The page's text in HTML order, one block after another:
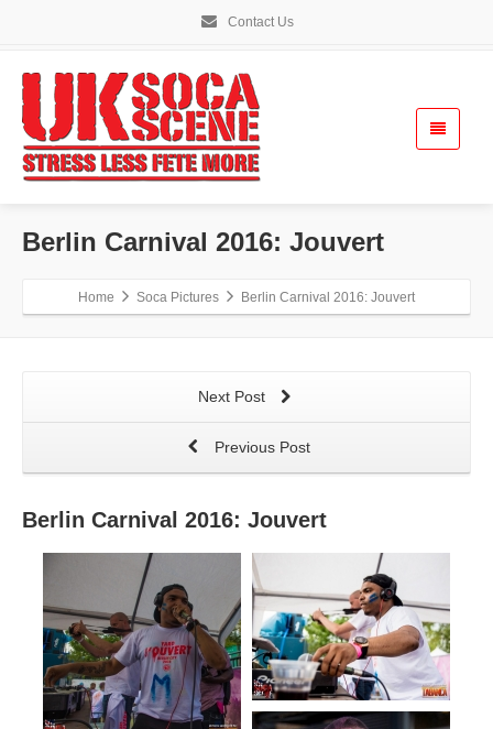
Contact Us
Berlin Carnival 2016: Jouvert
Home Soca Pictures Berlin Carnival 2016: Jouvert
Next Post
Previous Post
Berlin Carnival 2016: Jouvert